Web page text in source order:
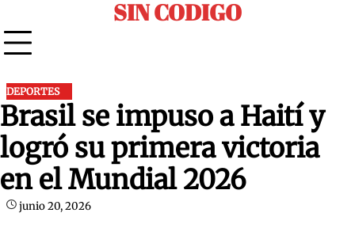
to
content
SIN CODIGO
DEPORTES
Brasil se impuso a Haití y
logró su primera victoria
en el Mundial 2026
junio 20, 2026